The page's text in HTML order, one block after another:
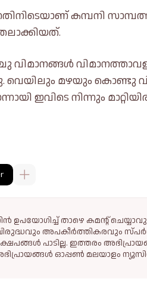
കമ്പനി
വെയിലും മഴയും കൊണ്ടു
ഇവിടെ നിന്നും
താഴെ കമന്റ്
അപകീര്‍ത്തികരവും
പാടില്ല. ഇത്തരം
ഓപ്പൺ മലയാളം